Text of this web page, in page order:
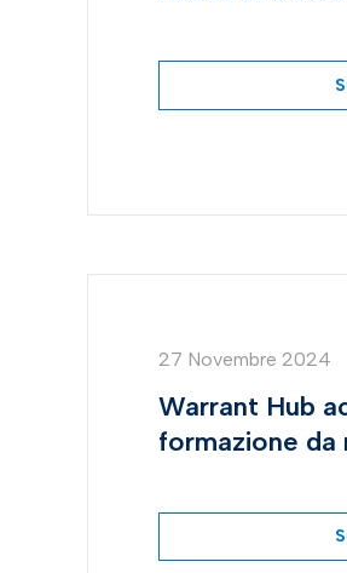
27 Novembre 2024
Warrant Hub
formazione da